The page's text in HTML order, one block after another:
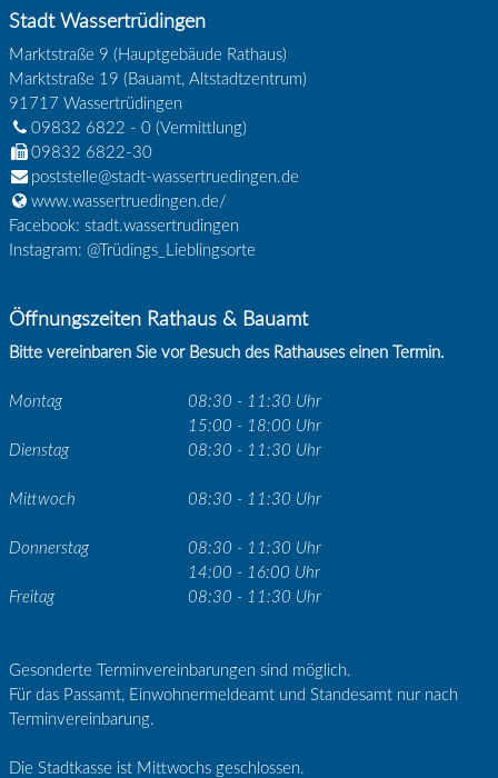
Stadt Wassertrüdingen
Marktstraße 9 (Hauptgebäude Rathaus)
Marktstraße 19 (Bauamt, Altstadtzentrum)
91717 Wassertrüdingen
09832 6822 - 0(Vermittlung)
09832 6822-30
poststelle@stadt-wassertruedingen.de
www.wassertruedingen.de/
Facebook: stadt.wassertrudingen
Instagram: @Trüdings_Lieblingsorte
Öffnungszeiten Rathaus & Bauamt
Bitte vereinbaren Sie vor Besuch des Rathauses einen Termin.
Montag
08:30 - 11:30 Uhr
15:00 - 18:00 Uhr
Dienstag
08:30 - 11:30 Uhr
Mittwoch 08:30 - 11:30 Uhr
Donnerstag
08:30 - 11:30 Uhr
14:00 - 16:00 Uhr
Freitag
08:30 - 11:30 Uhr
Gesonderte Terminvereinbarungen sind möglich.
Für das Passamt, Einwohnermeldeamt und Standesamt nur nach
Terminvereinbarung.
Die Stadtkasse ist Mittwochs geschlossen.